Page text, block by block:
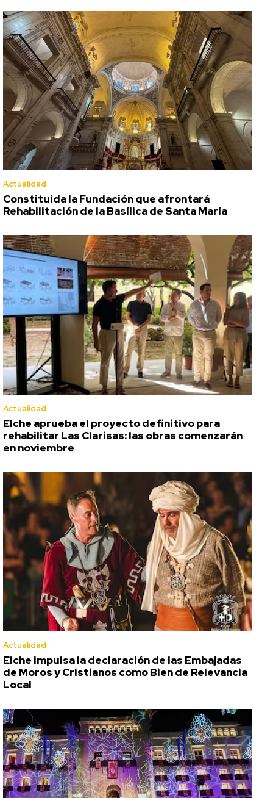
Actualidad
Constituida la Fundación que afrontará
Rehabilitación de la Basílica de Santa María
Actualidad
Elche aprueba el proyecto definitivo para
rehabilitar Las Clarisas: las obras comenzarán
en noviembre
Actualidad
Elche impulsa la declaración de las Embajadas
de Moros y Cristianos como Bien de Relevancia
Local